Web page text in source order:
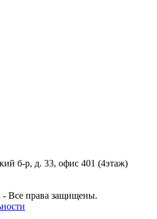
б-р, д. 33, офис 401 (4этаж)
- Все права защищены.